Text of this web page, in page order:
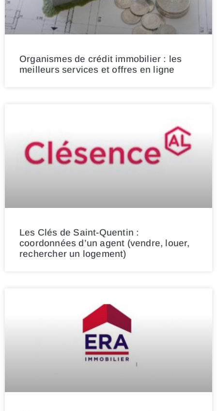
Organismes de crédit immobilier : les
meilleurs services et offres en ligne
Les Clés de Saint-Quentin :
coordonnées d’un agent (vendre, louer,
rechercher un logement)